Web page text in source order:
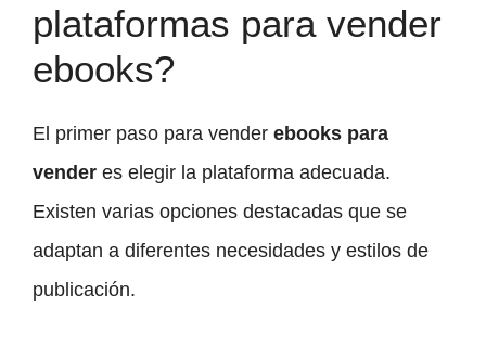
plataformas para vender
ebooks?
El primer paso para vender ebooks para
vender es elegir la plataforma adecuada.
Existen varias opciones destacadas que se
adaptan a diferentes necesidades y estilos de
publicación.